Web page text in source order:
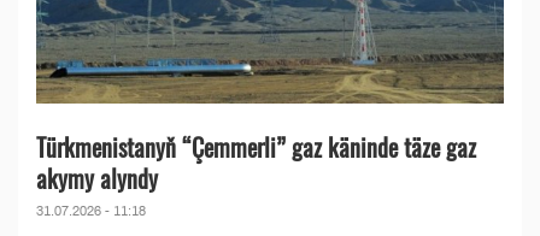
Türkmenistanyň “Çemmerli” gaz käninde täze gaz
akymy alyndy
31.07.2026 - 11:18